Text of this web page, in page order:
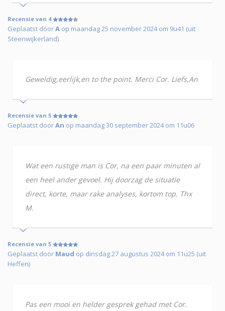
Recensie van 4
Geplaatst doorA op maandag 25 november 2024 om 9u41 (uit
Steenwijkerland)
Geweldig,eerlijk,en to the point. Merci Cor. Liefs,An
Recensie van 5
Geplaatst doorAn op maandag 30 september 2024 om 11u06
Wat een rustige man is Cor, na een paar minuten al
een heel ander gevoel. Hij doorzag de situatie
direct, korte, maar rake analyses, kortom top. Thx
M.
Recensie van 5
Geplaatst door Maud op dinsdag 27 augustus 2024 om 11u25 (uit
Heffen)
Pas een mooi en helder gesprek gehad met Cor.